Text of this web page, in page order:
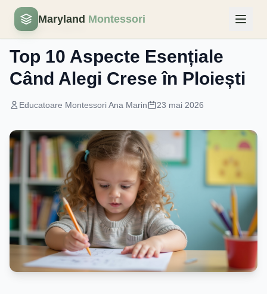
Maryland Montessori
Educatie Timpurie
Top 10 Aspecte Esențiale
Când Alegi Crese în Ploiești
Educatoare Montessori Ana Marin 23 mai 2026